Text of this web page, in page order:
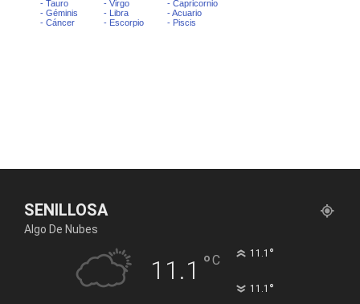
SENILLOSA
Algo De Nubes
11.1 °C 11.1 °
11.1 °